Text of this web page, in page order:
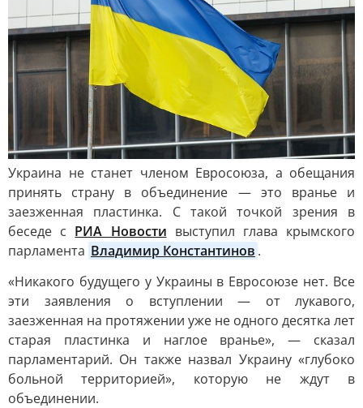
Украина не станет членом Евросоюза, а обещания
принять страну в объединение — это вранье и
заезженная пластинка. С такой точкой зрения в
беседе с РИА Новости выступил глава крымского
парламента Владимир Константинов .
«Никакого будущего у Украины в Евросоюзе нет. Все
эти заявления о вступлении — от лукавого,
заезженная на протяжении уже не одного десятка лет
старая пластинка и наглое вранье», — сказал
парламентарий. Он также назвал Украину «глубоко
больной территорией», которую не ждут в
объединении.